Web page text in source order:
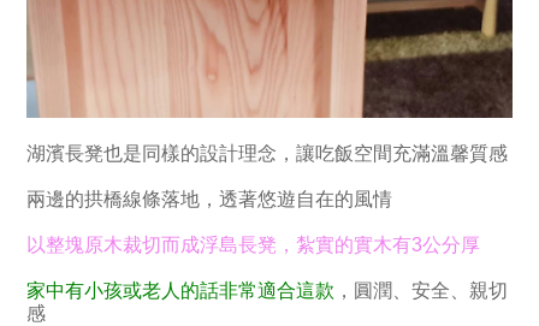
湖濱長凳也是同樣的設計理念，讓吃飯空間充滿溫馨質感
兩邊的拱橋線條落地，透著悠遊自在的風情
以整塊原木裁切而成浮島長凳，紮實的實木有3公分厚
家中有小孩或老人的話非常適合這款 ，圓潤、安全、親切
感